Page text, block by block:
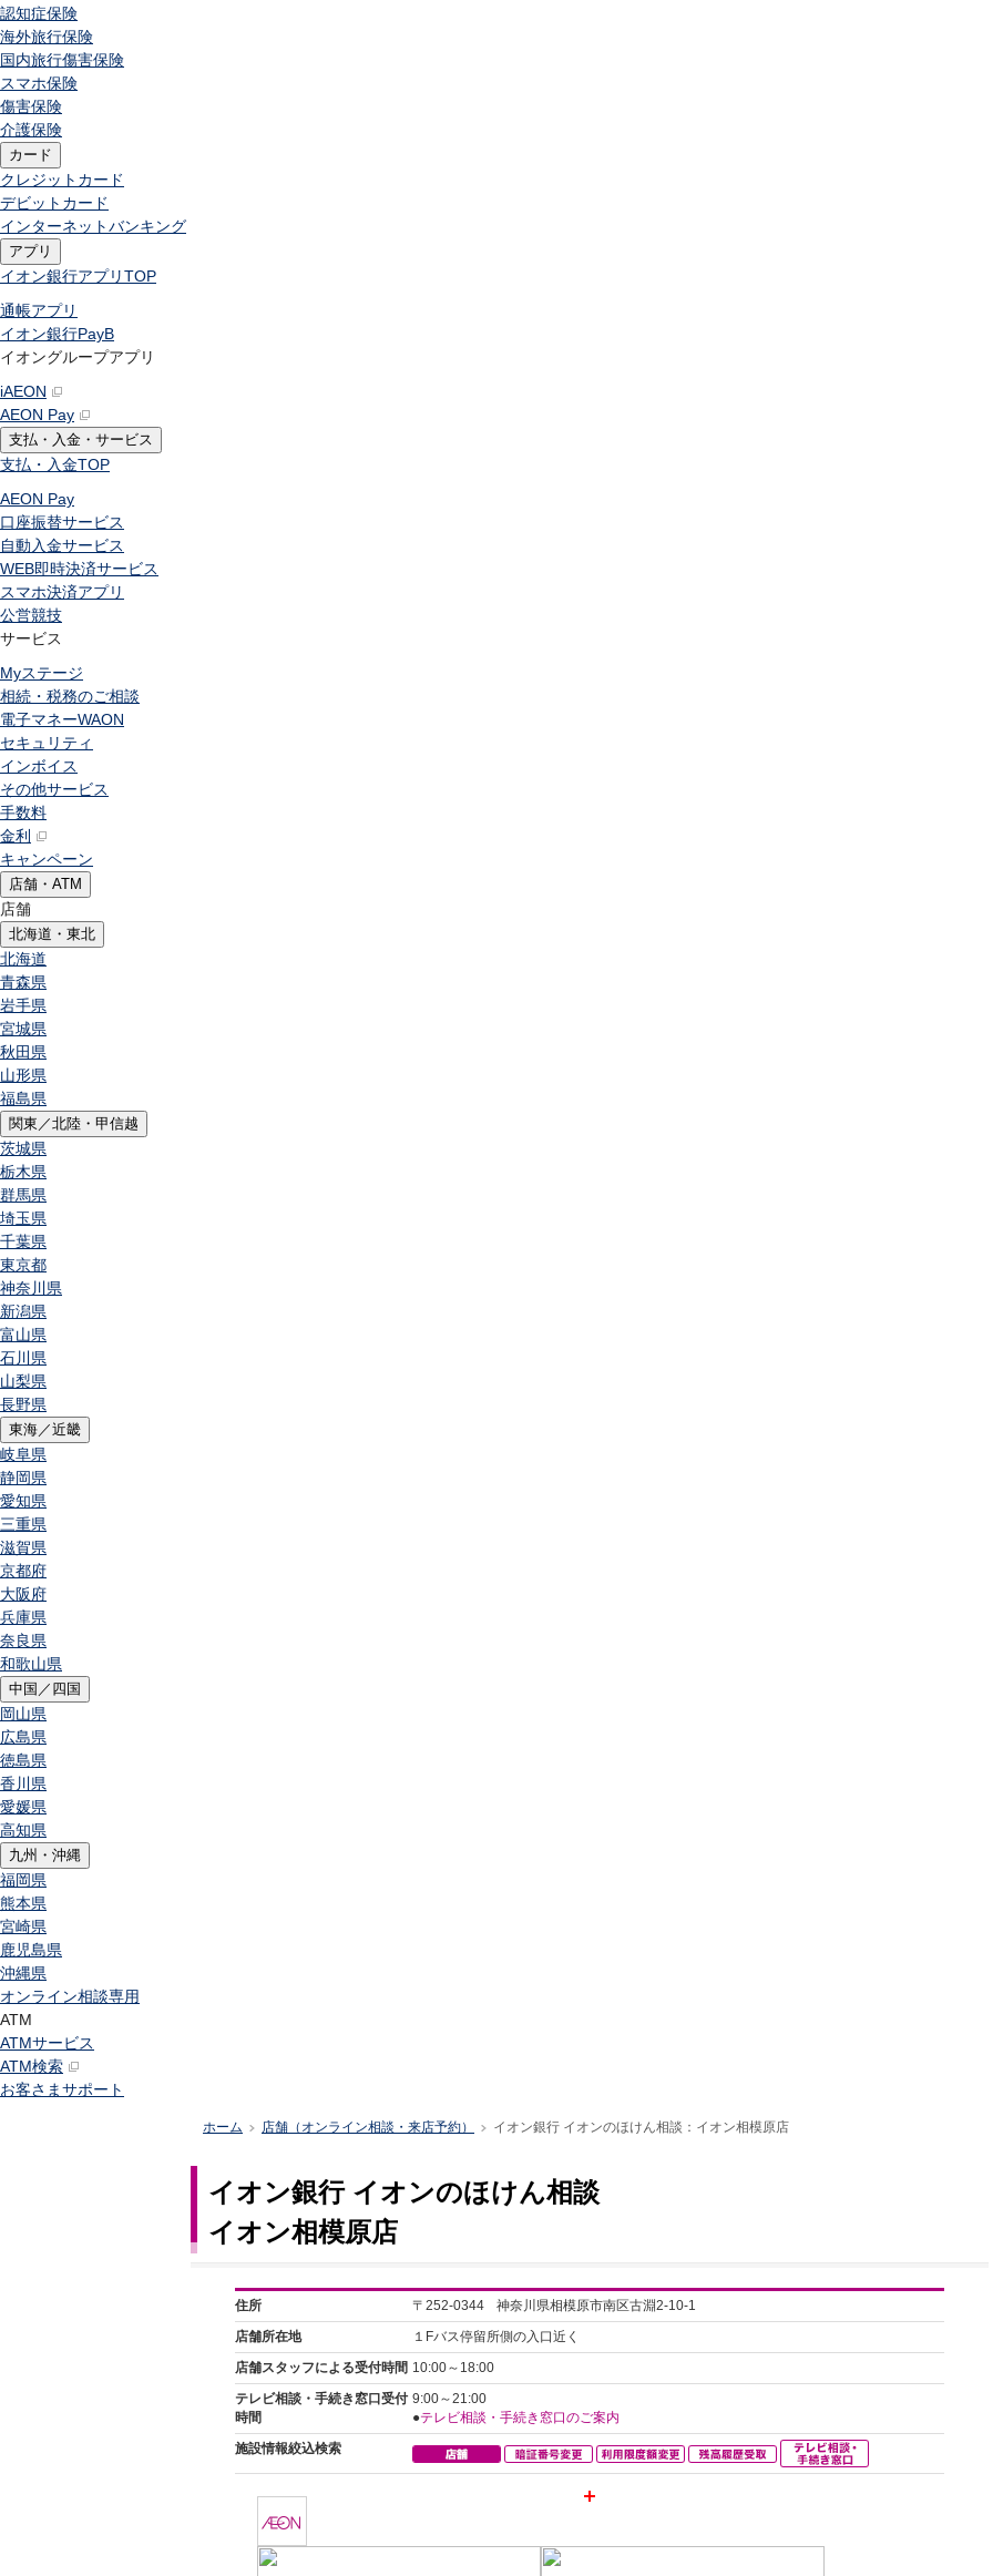
認知症保険
海外旅行保険
国内旅行傷害保険
スマホ保険
傷害保険
介護保険
カード
クレジットカード
デビットカード
インターネットバンキング
アプリ
イオン銀行アプリTOP
通帳アプリ
イオン銀行PayB
イオングループアプリ
iAEON
AEON Pay
支払・入金・サービス
支払・入金TOP
AEON Pay
口座振替サービス
自動入金サービス
WEB即時決済サービス
スマホ決済アプリ
公営競技
サービス
Myステージ
相続・税務のご相談
電子マネーWAON
セキュリティ
インボイス
その他サービス
手数料
金利
キャンペーン
店舗・ATM
店舗
北海道・東北
北海道
青森県
岩手県
宮城県
秋田県
山形県
福島県
関東／北陸・甲信越
茨城県
栃木県
群馬県
埼玉県
千葉県
東京都
神奈川県
新潟県
富山県
石川県
山梨県
長野県
東海／近畿
岐阜県
静岡県
愛知県
三重県
滋賀県
京都府
大阪府
兵庫県
奈良県
和歌山県
中国／四国
岡山県
広島県
徳島県
香川県
愛媛県
高知県
九州・沖縄
福岡県
熊本県
宮崎県
鹿児島県
沖縄県
オンライン相談専用
ATM
ATMサービス
ATM検索
お客さまサポート
ホーム >店舗（オンライン相談・来店予約） イオン銀行 イオンのほけん相談：イオン相模原店
イオン銀行 イオンのほけん相談
イオン相模原店